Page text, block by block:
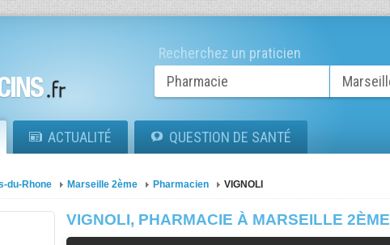
Recherchez un praticien
ACTUALITÉ QUESTION DE SANTÉ
du-Rhone Marseille 2ème Pharmacien VIGNOLI
VIGNOLI, PHARMACIE À MARSEILLE 2ÈME